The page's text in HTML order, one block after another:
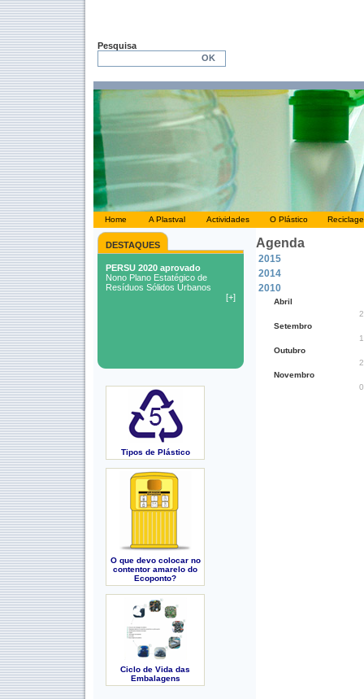
Pesquisa
Home A Plastval Actividades O Plástico
DESTAQUES
Tipos de Plástico
O que devo colocar no
contentor amarelo do
Ecoponto?
Ciclo de Vida das
Embalagens
Agenda
2015
2014
2010
Abril
Setembro
Outubro
Novembro